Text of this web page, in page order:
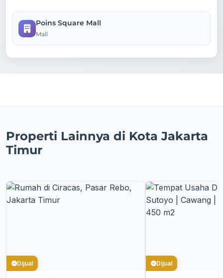
Poins Square Mall
Mall
Properti Lainnya di Kota Jakarta
Timur
Dijual Dijual